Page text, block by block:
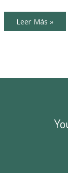
Yoga
en
Leer Más »